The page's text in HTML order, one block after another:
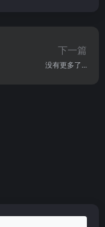
下一篇
没有更多了...